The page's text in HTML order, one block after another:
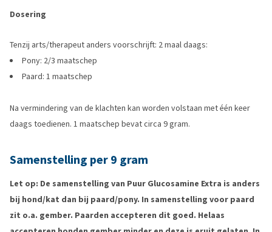
Dosering
Tenzij arts/therapeut anders voorschrijft: 2 maal daags:
Pony: 2/3 maatschep
Paard: 1 maatschep
Na vermindering van de klachten kan worden volstaan met één keer
daags toedienen. 1 maatschep bevat circa 9 gram.
Samenstelling per 9 gram
Let op: De samenstelling van Puur Glucosamine Extra is anders
bij hond/kat dan bij paard/pony. In samenstelling voor paard
zit o.a. gember. Paarden accepteren dit goed. Helaas